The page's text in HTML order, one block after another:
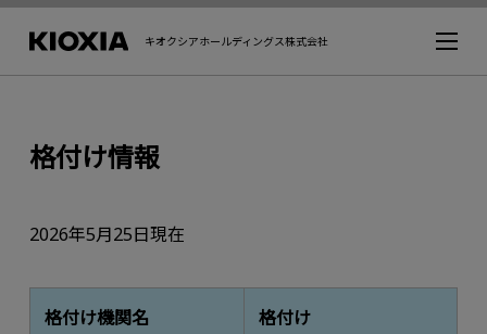
キオクシアホールディングス株式会社
格付け情報
2026年5月25日現在
格付け機関名 格付け